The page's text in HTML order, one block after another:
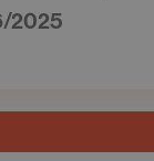
2025